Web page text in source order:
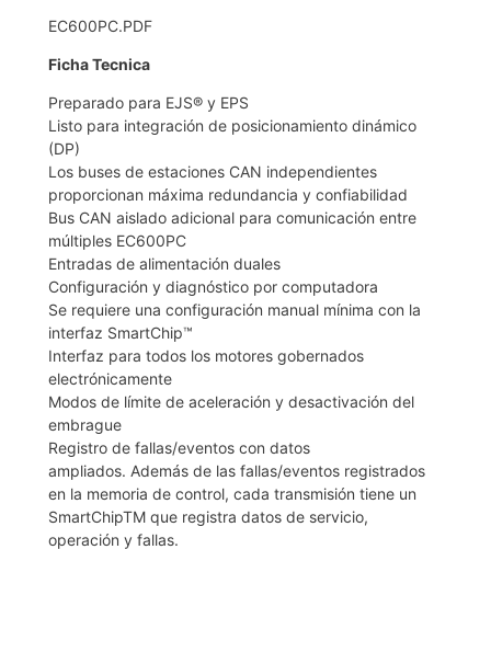
EC600PC.PDF
Ficha Tecnica
Preparado para EJS® y EPS
Listo para integración de posicionamiento dinámico
(DP)
Los buses de estaciones CAN independientes
proporcionan máxima redundancia y confiabilidad
Bus CAN aislado adicional para comunicación entre
múltiples EC600PC
Entradas de alimentación duales
Configuración y diagnóstico por computadora
Se requiere una configuración manual mínima con la
interfaz SmartChip™
Interfaz para todos los motores gobernados
electrónicamente
Modos de límite de aceleración y desactivación del
embrague
Registro de fallas/eventos con datos
ampliados. Además de las fallas/eventos registrados
en la memoria de control, cada transmisión tiene un
SmartChipTM que registra datos de servicio,
operación y fallas.